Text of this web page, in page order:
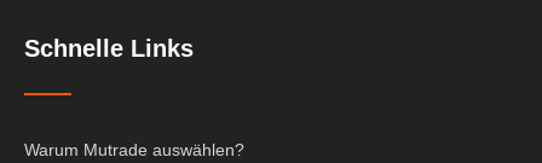
Schnelle Links
Warum Mutrade auswählen?